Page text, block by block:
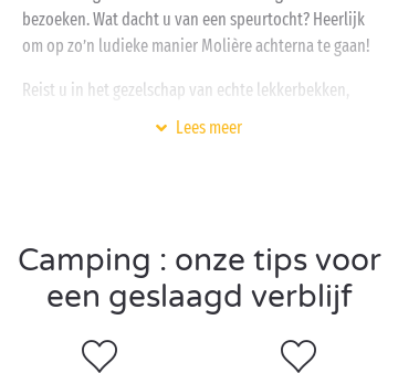
bezoeken. Wat dacht u van een speurtocht? Heerlijk
om op zo’n ludieke manier Molière achterna te gaan!
Reist u in het gezelschap van echte lekkerbekken,
dan moet u beslist een kijkje nemen in de beroemde
Occitanië !
Bezoek Pézenas met z'n
Lees meer
Camping : onze tips voor
een geslaagd verblijf